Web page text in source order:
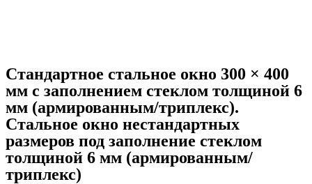
Стандартное стальное окно 300 × 400
мм с заполнением стеклом толщиной 6
мм (армированным/триплекс).
Стальное окно нестандартных
размеров под заполнение стеклом
толщиной 6 мм (армированным/
триплекс)